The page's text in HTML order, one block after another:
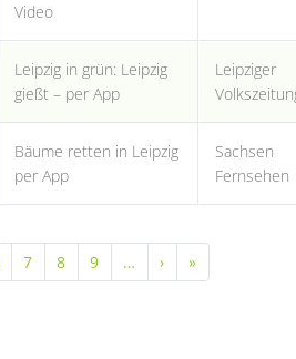
Video
Leipzig in grün: Leipzig
gießt – per App
Leipziger
Bäume retten in Leipzig
per App
Sachsen
Fernsehen
7 8 9 … ›Nächste Seite
»Letzte Seite